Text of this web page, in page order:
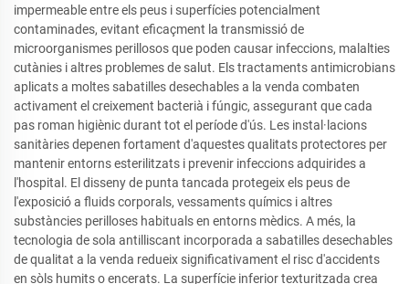
impermeable entre els peus i superfícies potencialment
contaminades, evitant eficaçment la transmissió de
microorganismes perillosos que poden causar infeccions, malalties
cutànies i altres problemes de salut. Els tractaments antimicrobians
aplicats a moltes sabatilles desechables a la venda combaten
activament el creixement bacterià i fúngic, assegurant que cada
pas roman higiènic durant tot el període d'ús. Les instal·lacions
sanitàries depenen fortament d'aquestes qualitats protectores per
mantenir entorns esterilitzats i prevenir infeccions adquirides a
l'hospital. El disseny de punta tancada protegeix els peus de
l'exposició a fluids corporals, vessaments químics i altres
substàncies perilloses habituals en entorns mèdics. A més, la
tecnologia de sola antilliscant incorporada a sabatilles desechables
de qualitat a la venda redueix significativament el risc d'accidents
en sòls humits o encerats. La superfície inferior texturitzada crea